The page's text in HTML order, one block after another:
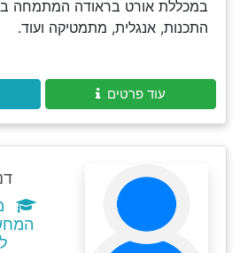
במכללת אורט בראודה המתמחה
התכנות, אנגלית, מתמטיקה ועוד.
עוד פרטים